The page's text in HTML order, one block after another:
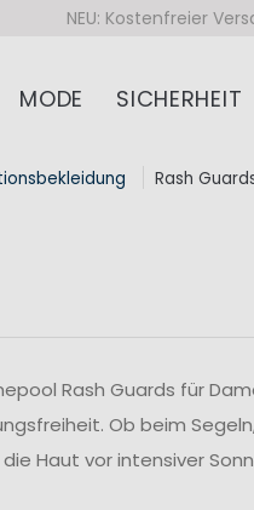
NEU: Kostenfreier
MODE SICHERHEIT
Rash
Rash Guards für
Ob beim
die Haut vor intensiver